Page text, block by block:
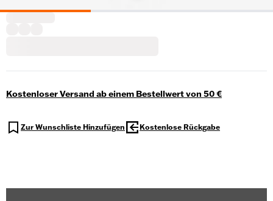
Kostenloser Versand ab einem Bestellwert von 50 €
Zur Wunschliste Hinzufügen Kostenlose Rückgabe